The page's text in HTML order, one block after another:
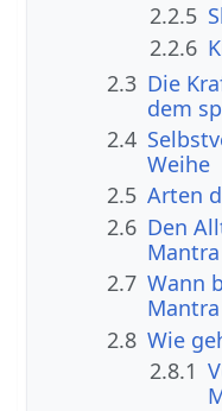
2.2.5
2.2.6
2.3 Die
dem
2.4
Weihe
2.5 Arten
2.6 Den
2.7 Wann
2.8 Wie
2.8.1